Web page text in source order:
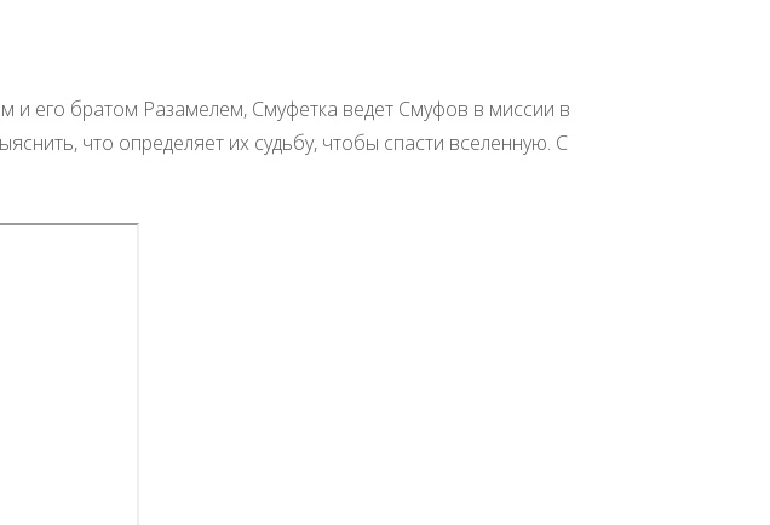
его братом Разамелем, Смуфетка ведет Смуфов в миссии в
что определяет их судьбу, чтобы спасти вселенную. С